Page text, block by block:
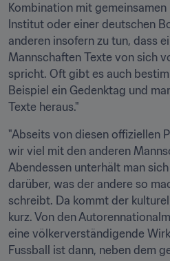
Kombination mit
Institut oder einer deutschen
anderen insofern zu tun, dass
Mannschaften Texte von sich
spricht. Oft gibt es auch
Beispiel ein Gedenktag und
Texte heraus."
"Abseits von diesen offiziellen
wir viel mit den anderen
Abendessen unterhält man
darüber, was der andere so
schreibt. Da kommt der
kurz. Von den
eine völkerverständigende
Fussball ist dann, neben dem